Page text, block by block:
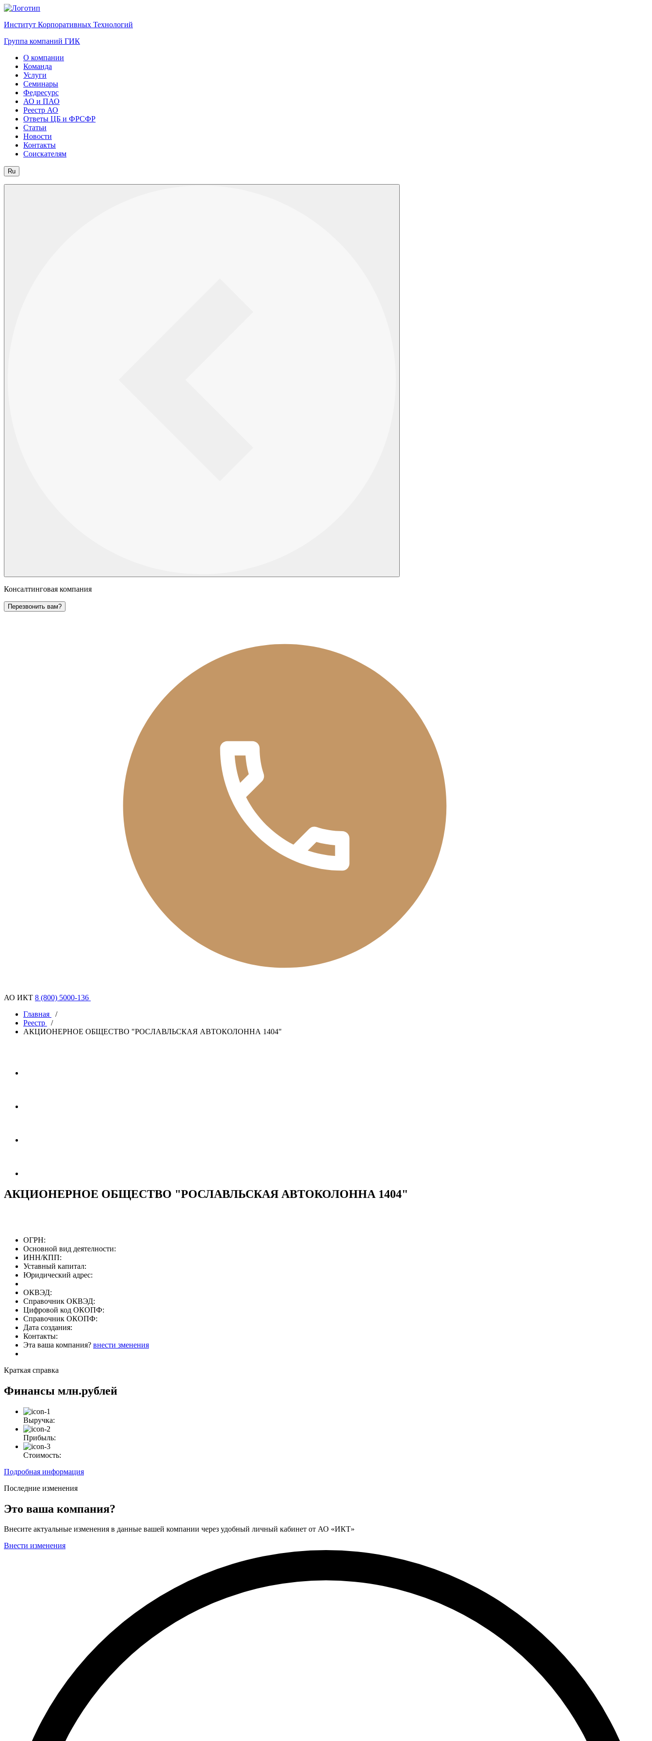
Институт Корпоративных Технологий
Группа компаний ГИК
О компании
Команда
Услуги
Семинары
Федресурс
АО и ПАО
Реестр АО
Ответы ЦБ и ФРСФР
Статьи
Новости
Контакты
Соискателям
Ru
Консалтинговая компания
Перезвонить вам?
АО ИКТ 8 (800) 5000-136
Главная
/
Реестр
/
АКЦИОНЕРНОЕ ОБЩЕСТВО "РОСЛАВЛЬСКАЯ АВТОКОЛОННА 1404"
АКЦИОНЕРНОЕ ОБЩЕСТВО "РОСЛАВЛЬСКАЯ АВТОКОЛОННА 1404"
ОГРН:
Основной вид деятелности:
ИНН/КПП:
Уставный капитал:
Юридический адрес:
ОКВЭД:
Справочник ОКВЭД:
Цифровой код ОКОПФ:
Справочник ОКОПФ:
Дата создания:
Контакты:
Эта ваша компания? внести зменения
Краткая справка
Финансы млн.рублей
Выручка:
Прибыль:
Стоимость:
Подробная информация
Последние изменения
Это ваша компания?
Внесите актуальные изменения в данные вашей компании через удобный личный кабинет от АО «ИКТ»
Внести изменения